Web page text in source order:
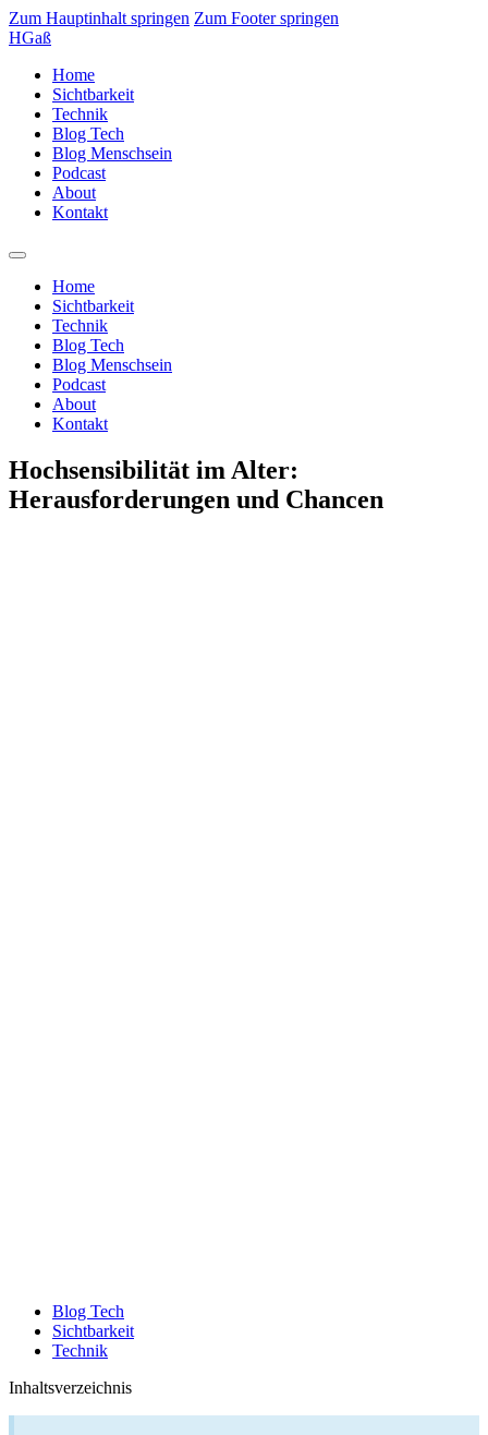
Zum Hauptinhalt springen Zum Footer springen
HGaß
Home
Sichtbarkeit
Technik
Blog Tech
Blog Menschsein
Podcast
About
Kontakt
Home
Sichtbarkeit
Technik
Blog Tech
Blog Menschsein
Podcast
About
Kontakt
Hochsensibilität im Alter:
Herausforderungen und Chancen
Blog Tech
Sichtbarkeit
Technik
Inhaltsverzeichnis